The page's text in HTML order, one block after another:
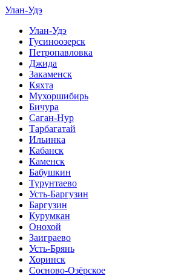
Улан-Удэ
Улан-Удэ
Гусиноозерск
Петропавловка
Джида
Закаменск
Кяхта
Мухоршибирь
Бичура
Саган-Нур
Тарбагатай
Ильинка
Кабанск
Каменск
Бабушкин
Турунтаево
Усть-Баргузин
Баргузин
Курумкан
Онохой
Заиграево
Усть-Брянь
Хоринск
Сосново-Озёрское